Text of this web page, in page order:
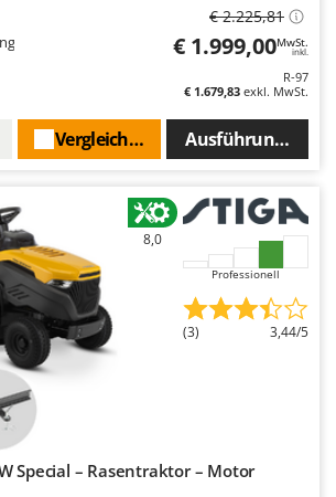
€ 2.225,81
€ 1.999,00MwSt.
inkl.
R-97
€ 1.679,83 exkl. MwSt.
Ausführungen(5)
Vergleichen Sie
8,0
Professionell
(3) 3,44/5
Special – Rasentraktor – Motor